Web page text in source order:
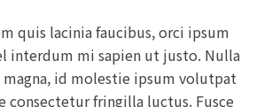
quis lacinia faucibus, orci ipsum
interdum mi sapien ut justo. Nulla
magna, id molestie ipsum volutpat
consectetur fringilla luctus. Fusce